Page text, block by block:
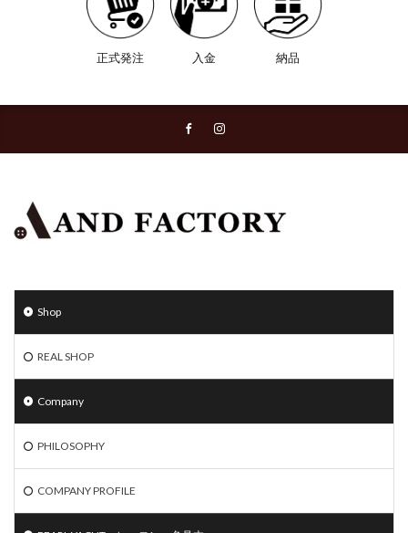
正式発注 入金 納品
Shop
REAL SHOP
Company
PHILOSOPHY
COMPANY PROFILE